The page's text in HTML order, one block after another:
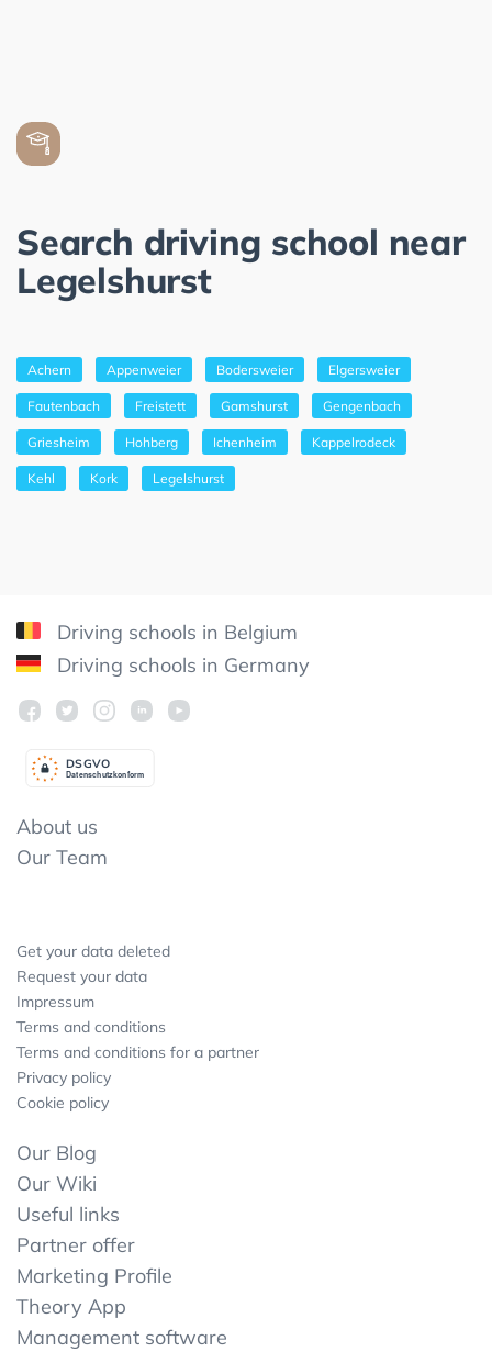
Search driving school near
Legelshurst
Achern Appenweier Bodersweier Elgersweier
Fautenbach Freistett Gamshurst Gengenbach
Griesheim Hohberg Ichenheim Kappelrodeck
Kehl Kork Legelshurst
Driving schools in Belgium
Driving schools in Germany
Datenschutzkonform
DSGVO
About us
Our Team
Get your data deleted
Request your data
Impressum
Terms and conditions
Terms and conditions for a partner
Privacy policy
Cookie policy
Our Blog
Our Wiki
Useful links
Partner offer
Marketing Profile
Theory App
Management software